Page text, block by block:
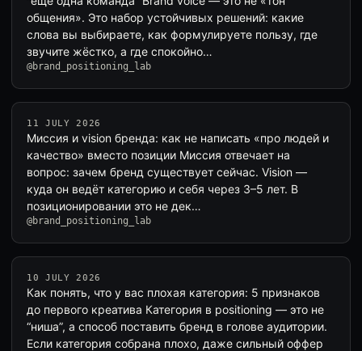
общения». Это набор устойчивых решений: какие
слова вы выбираете, как формулируете пользу, где
звучите жёстко, а где спокойно…
@brand_positioning_lab
11 JULY 2026
Миссия и vision бренда: как не написать «про людей и
качество» вместо позиции Миссия отвечает на
вопрос: зачем бренд существует сейчас. Vision —
куда он ведёт категорию и себя через 3–5 лет. В
позиционировании это не дек…
@brand_positioning_lab
10 JULY 2026
Как понять, что у вас плохая категория: 5 признаков
до первого креатива Категория в positioning — это не
“ниша”, а способ поставить бренд в голове аудитории.
Если категория собрана плохо, даже сильный оффер